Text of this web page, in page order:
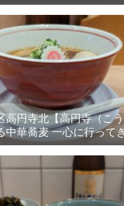
高円寺北【高円寺（こ
中華蕎麦 一心に行って